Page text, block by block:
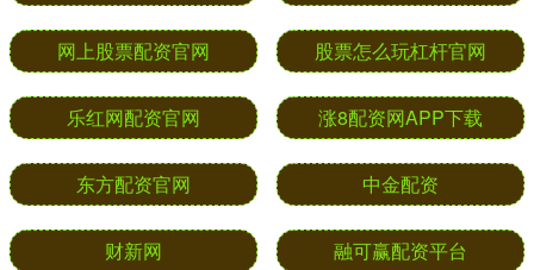
网上股票配资官网 股票怎么玩杠杆官网
乐红网配资官网 涨8配资网APP下载
东方配资官网 中金配资
财新网 融可赢配资平台